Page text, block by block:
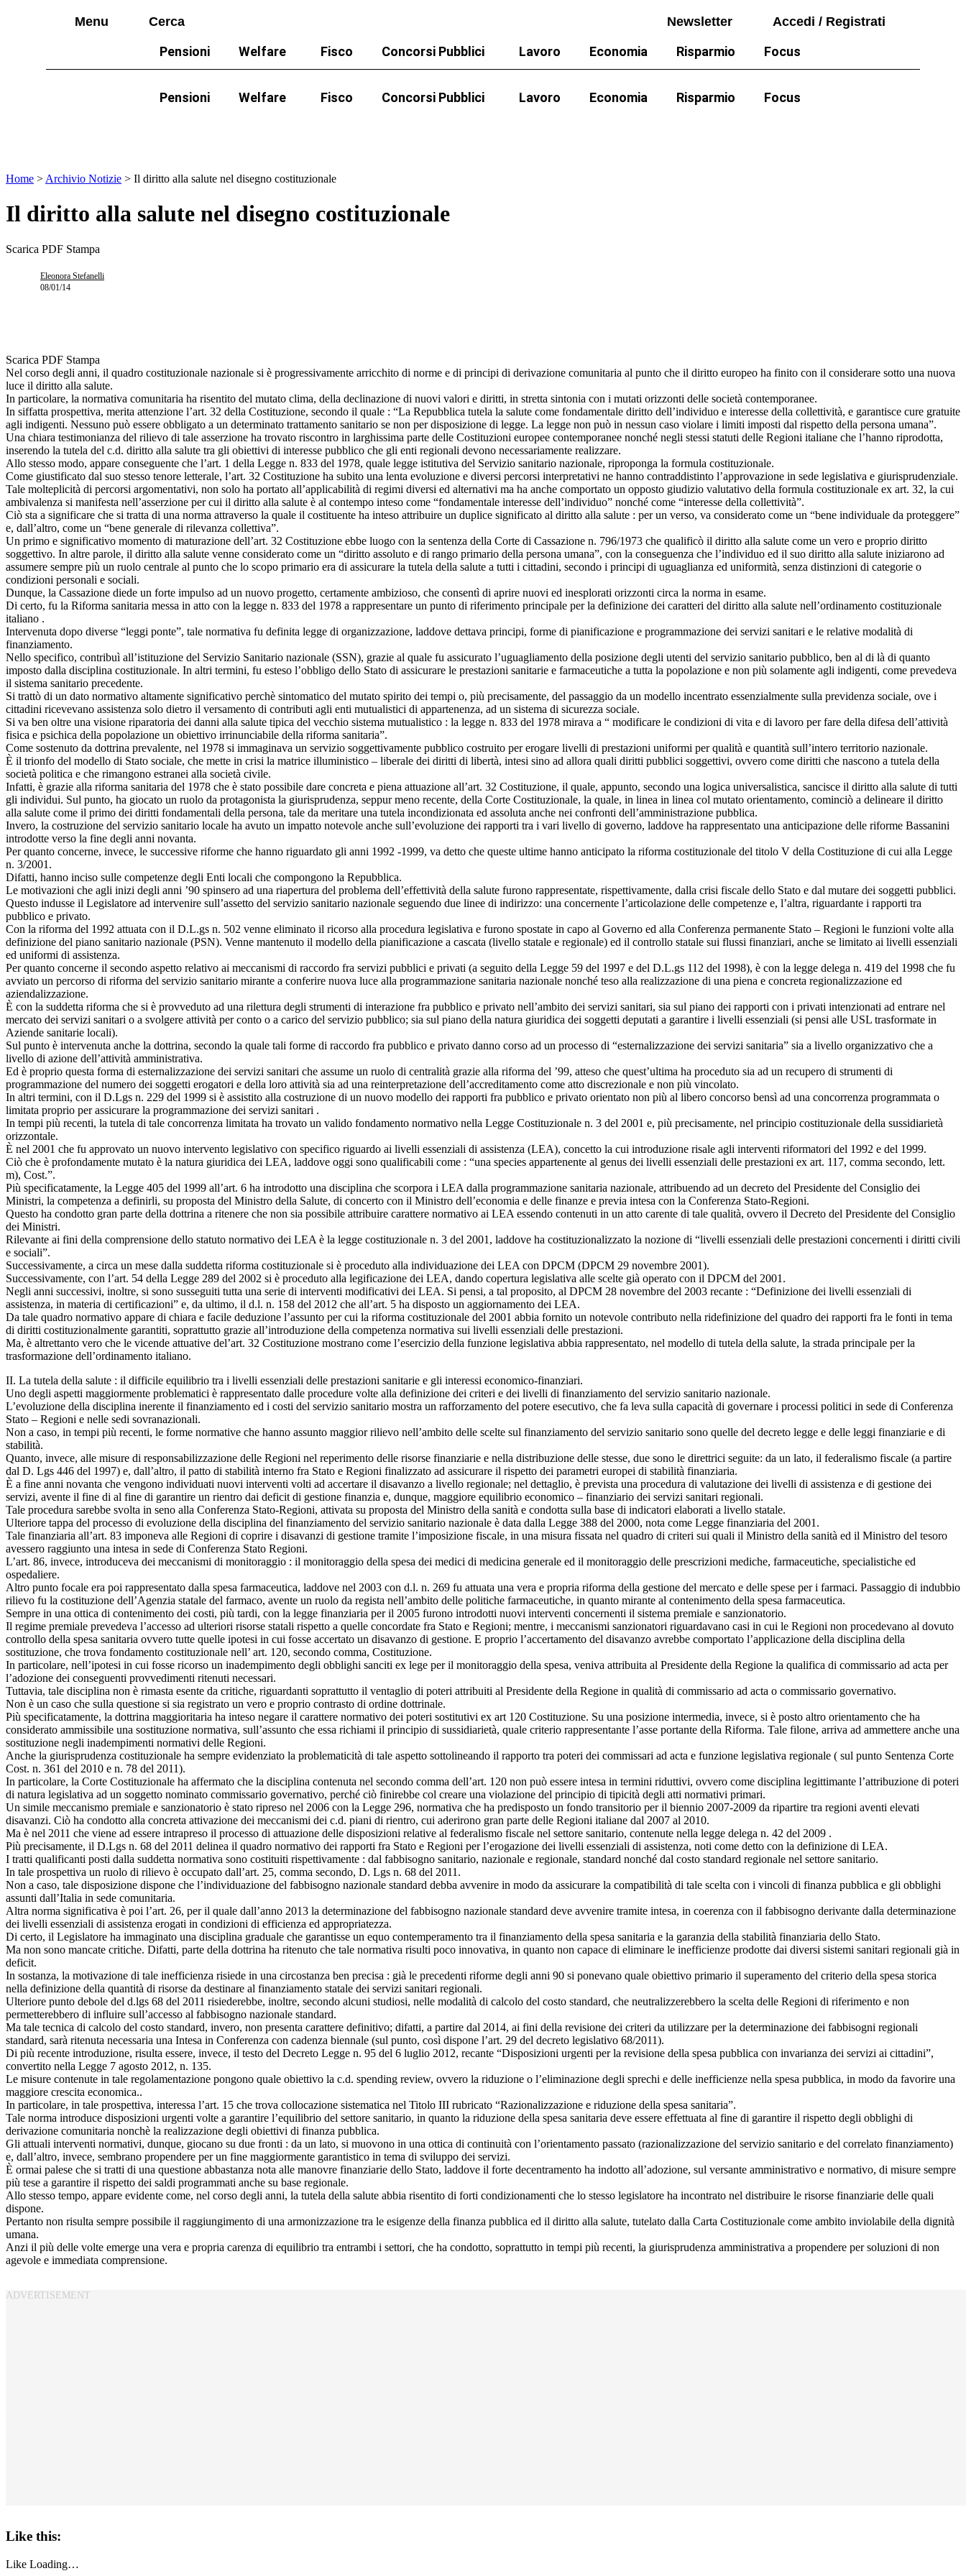
Pensioni Welfare Fisco Concorsi Pubblici
Concorso Dirigenti Scolastici
Concorso Scuola
Concorso Ufficio del Processo
Lavoro Economia Risparmio Focus
Menu Cerca
I più cercati
Lorem ipsum dolor sit amet consectetur
Newsletter Accedi / Registrati
Pensioni Welfare Fisco Concorsi Pubblici
Concorso Scuola
Concorso Ufficio del Processo
Lavoro Economia Risparmio Focus
Home > Archivio Notizie > Il diritto alla salute nel disegno costituzionale
Il diritto alla salute nel disegno costituzionale
Scarica PDF Stampa
Eleonora Stefanelli
08/01/14
Scarica PDF Stampa
Nel corso degli anni, il quadro costituzionale nazionale si è progressivamente arricchito di norme e di principi di derivazione comunitaria al punto che il diritto europeo ha finito con il considerare sotto una nuova
luce il diritto alla salute.
In particolare, la normativa comunitaria ha risentito del mutato clima, della declinazione di nuovi valori e diritti, in stretta sintonia con i mutati orizzonti delle società contemporanee.
In siffatta prospettiva, merita attenzione l’art. 32 della Costituzione, secondo il quale : “La Repubblica tutela la salute come fondamentale diritto dell’individuo e interesse della collettività, e garantisce cure gratuite
agli indigenti. Nessuno può essere obbligato a un determinato trattamento sanitario se non per disposizione di legge. La legge non può in nessun caso violare i limiti imposti dal rispetto della persona umana”.
Una chiara testimonianza del rilievo di tale asserzione ha trovato riscontro in larghissima parte delle Costituzioni europee contemporanee nonché negli stessi statuti delle Regioni italiane che l’hanno riprodotta,
inserendo la tutela del c.d. diritto alla salute tra gli obiettivi di interesse pubblico che gli enti regionali devono necessariamente realizzare.
Allo stesso modo, appare conseguente che l’art. 1 della Legge n. 833 del 1978, quale legge istitutiva del Servizio sanitario nazionale, riproponga la formula costituzionale.
Come giustificato dal suo stesso tenore letterale, l’art. 32 Costituzione ha subito una lenta evoluzione e diversi percorsi interpretativi ne hanno contraddistinto l’approvazione in sede legislativa e giurisprudenziale.
Tale molteplicità di percorsi argomentativi, non solo ha portato all’applicabilità di regimi diversi ed alternativi ma ha anche comportato un opposto giudizio valutativo della formula costituzionale ex art. 32, la cui
ambivalenza si manifesta nell’asserzione per cui il diritto alla salute è al contempo inteso come “fondamentale interesse dell’individuo” nonché come “interesse della collettività”.
Ciò sta a significare che si tratta di una norma attraverso la quale il costituente ha inteso attribuire un duplice significato al diritto alla salute : per un verso, va considerato come un “bene individuale da proteggere”
e, dall’altro, come un “bene generale di rilevanza collettiva”.
Un primo e significativo momento di maturazione dell’art. 32 Costituzione ebbe luogo con la sentenza della Corte di Cassazione n. 796/1973 che qualificò il diritto alla salute come un vero e proprio diritto
soggettivo. In altre parole, il diritto alla salute venne considerato come un “diritto assoluto e di rango primario della persona umana”, con la conseguenza che l’individuo ed il suo diritto alla salute iniziarono ad
assumere sempre più un ruolo centrale al punto che lo scopo primario era di assicurare la tutela della salute a tutti i cittadini, secondo i principi di uguaglianza ed uniformità, senza distinzioni di categorie o
condizioni personali e sociali.
Dunque, la Cassazione diede un forte impulso ad un nuovo progetto, certamente ambizioso, che consentì di aprire nuovi ed inesplorati orizzonti circa la norma in esame.
Di certo, fu la Riforma sanitaria messa in atto con la legge n. 833 del 1978 a rappresentare un punto di riferimento principale per la definizione dei caratteri del diritto alla salute nell’ordinamento costituzionale
italiano .
Intervenuta dopo diverse “leggi ponte”, tale normativa fu definita legge di organizzazione, laddove dettava principi, forme di pianificazione e programmazione dei servizi sanitari e le relative modalità di
finanziamento.
Nello specifico, contribuì all’istituzione del Servizio Sanitario nazionale (SSN), grazie al quale fu assicurato l’uguagliamento della posizione degli utenti del servizio sanitario pubblico, ben al di là di quanto
imposto dalla disciplina costituzionale. In altri termini, fu esteso l’obbligo dello Stato di assicurare le prestazioni sanitarie e farmaceutiche a tutta la popolazione e non più solamente agli indigenti, come prevedeva
il sistema sanitario precedente.
Si trattò di un dato normativo altamente significativo perchè sintomatico del mutato spirito dei tempi o, più precisamente, del passaggio da un modello incentrato essenzialmente sulla previdenza sociale, ove i
cittadini ricevevano assistenza solo dietro il versamento di contributi agli enti mutualistici di appartenenza, ad un sistema di sicurezza sociale.
Si va ben oltre una visione riparatoria dei danni alla salute tipica del vecchio sistema mutualistico : la legge n. 833 del 1978 mirava a “ modificare le condizioni di vita e di lavoro per fare della difesa dell’attività
fisica e psichica della popolazione un obiettivo irrinunciabile della riforma sanitaria”.
Come sostenuto da dottrina prevalente, nel 1978 si immaginava un servizio soggettivamente pubblico costruito per erogare livelli di prestazioni uniformi per qualità e quantità sull’intero territorio nazionale.
È il trionfo del modello di Stato sociale, che mette in crisi la matrice illuministico – liberale dei diritti di libertà, intesi sino ad allora quali diritti pubblici soggettivi, ovvero come diritti che nascono a tutela della
società politica e che rimangono estranei alla società civile.
Infatti, è grazie alla riforma sanitaria del 1978 che è stato possibile dare concreta e piena attuazione all’art. 32 Costituzione, il quale, appunto, secondo una logica universalistica, sancisce il diritto alla salute di tutti
gli individui. Sul punto, ha giocato un ruolo da protagonista la giurisprudenza, seppur meno recente, della Corte Costituzionale, la quale, in linea in linea col mutato orientamento, cominciò a delineare il diritto
alla salute come il primo dei diritti fondamentali della persona, tale da meritare una tutela incondizionata ed assoluta anche nei confronti dell’amministrazione pubblica.
Invero, la costruzione del servizio sanitario locale ha avuto un impatto notevole anche sull’evoluzione dei rapporti tra i vari livello di governo, laddove ha rappresentato una anticipazione delle riforme Bassanini
introdotte verso la fine degli anni novanta.
Per quanto concerne, invece, le successive riforme che hanno riguardato gli anni 1992 -1999, va detto che queste ultime hanno anticipato la riforma costituzionale del titolo V della Costituzione di cui alla Legge
n. 3/2001.
Difatti, hanno inciso sulle competenze degli Enti locali che compongono la Repubblica.
Le motivazioni che agli inizi degli anni ’90 spinsero ad una riapertura del problema dell’effettività della salute furono rappresentate, rispettivamente, dalla crisi fiscale dello Stato e dal mutare dei soggetti pubblici.
Questo indusse il Legislatore ad intervenire sull’assetto del servizio sanitario nazionale seguendo due linee di indirizzo: una concernente l’articolazione delle competenze e, l’altra, riguardante i rapporti tra
pubblico e privato.
Con la riforma del 1992 attuata con il D.L.gs n. 502 venne eliminato il ricorso alla procedura legislativa e furono spostate in capo al Governo ed alla Conferenza permanente Stato – Regioni le funzioni volte alla
definizione del piano sanitario nazionale (PSN). Venne mantenuto il modello della pianificazione a cascata (livello statale e regionale) ed il controllo statale sui flussi finanziari, anche se limitato ai livelli essenziali
ed uniformi di assistenza.
Per quanto concerne il secondo aspetto relativo ai meccanismi di raccordo fra servizi pubblici e privati (a seguito della Legge 59 del 1997 e del D.L.gs 112 del 1998), è con la legge delega n. 419 del 1998 che fu
avviato un percorso di riforma del servizio sanitario mirante a conferire nuova luce alla programmazione sanitaria nazionale nonché teso alla realizzazione di una piena e concreta regionalizzazione ed
aziendalizzazione.
È con la suddetta riforma che si è provveduto ad una rilettura degli strumenti di interazione fra pubblico e privato nell’ambito dei servizi sanitari, sia sul piano dei rapporti con i privati intenzionati ad entrare nel
mercato dei servizi sanitari o a svolgere attività per conto o a carico del servizio pubblico; sia sul piano della natura giuridica dei soggetti deputati a garantire i livelli essenziali (si pensi alle USL trasformate in
Aziende sanitarie locali).
Sul punto è intervenuta anche la dottrina, secondo la quale tali forme di raccordo fra pubblico e privato danno corso ad un processo di “esternalizzazione dei servizi sanitaria” sia a livello organizzativo che a
livello di azione dell’attività amministrativa.
Ed è proprio questa forma di esternalizzazione dei servizi sanitari che assume un ruolo di centralità grazie alla riforma del ’99, atteso che quest’ultima ha proceduto sia ad un recupero di strumenti di
programmazione del numero dei soggetti erogatori e della loro attività sia ad una reinterpretazione dell’accreditamento come atto discrezionale e non più vincolato.
In altri termini, con il D.Lgs n. 229 del 1999 si è assistito alla costruzione di un nuovo modello dei rapporti fra pubblico e privato orientato non più al libero concorso bensì ad una concorrenza programmata o
limitata proprio per assicurare la programmazione dei servizi sanitari .
In tempi più recenti, la tutela di tale concorrenza limitata ha trovato un valido fondamento normativo nella Legge Costituzionale n. 3 del 2001 e, più precisamente, nel principio costituzionale della sussidiarietà
orizzontale.
È nel 2001 che fu approvato un nuovo intervento legislativo con specifico riguardo ai livelli essenziali di assistenza (LEA), concetto la cui introduzione risale agli interventi riformatori del 1992 e del 1999.
Ciò che è profondamente mutato è la natura giuridica dei LEA, laddove oggi sono qualificabili come : “una species appartenente al genus dei livelli essenziali delle prestazioni ex art. 117, comma secondo, lett.
m), Cost.”.
Più specificatamente, la Legge 405 del 1999 all’art. 6 ha introdotto una disciplina che scorpora i LEA dalla programmazione sanitaria nazionale, attribuendo ad un decreto del Presidente del Consiglio dei
Ministri, la competenza a definirli, su proposta del Ministro della Salute, di concerto con il Ministro dell’economia e delle finanze e previa intesa con la Conferenza Stato-Regioni.
Questo ha condotto gran parte della dottrina a ritenere che non sia possibile attribuire carattere normativo ai LEA essendo contenuti in un atto carente di tale qualità, ovvero il Decreto del Presidente del Consiglio
dei Ministri.
Rilevante ai fini della comprensione dello statuto normativo dei LEA è la legge costituzionale n. 3 del 2001, laddove ha costituzionalizzato la nozione di “livelli essenziali delle prestazioni concernenti i diritti civili
e sociali”.
Successivamente, a circa un mese dalla suddetta riforma costituzionale si è proceduto alla individuazione dei LEA con DPCM (DPCM 29 novembre 2001).
Successivamente, con l’art. 54 della Legge 289 del 2002 si è proceduto alla legificazione dei LEA, dando copertura legislativa alle scelte già operato con il DPCM del 2001.
Negli anni successivi, inoltre, si sono susseguiti tutta una serie di interventi modificativi dei LEA. Si pensi, a tal proposito, al DPCM 28 novembre del 2003 recante : “Definizione dei livelli essenziali di
assistenza, in materia di certificazioni” e, da ultimo, il d.l. n. 158 del 2012 che all’art. 5 ha disposto un aggiornamento dei LEA.
Da tale quadro normativo appare di chiara e facile deduzione l’assunto per cui la riforma costituzionale del 2001 abbia fornito un notevole contributo nella ridefinizione del quadro dei rapporti fra le fonti in tema
di diritti costituzionalmente garantiti, soprattutto grazie all’introduzione della competenza normativa sui livelli essenziali delle prestazioni.
Ma, è altrettanto vero che le vicende attuative del’art. 32 Costituzione mostrano come l’esercizio della funzione legislativa abbia rappresentato, nel modello di tutela della salute, la strada principale per la
trasformazione dell’ordinamento italiano.
II. La tutela della salute : il difficile equilibrio tra i livelli essenziali delle prestazioni sanitarie e gli interessi economico-finanziari.
Uno degli aspetti maggiormente problematici è rappresentato dalle procedure volte alla definizione dei criteri e dei livelli di finanziamento del servizio sanitario nazionale.
L’evoluzione della disciplina inerente il finanziamento ed i costi del servizio sanitario mostra un rafforzamento del potere esecutivo, che fa leva sulla capacità di governare i processi politici in sede di Conferenza
Stato – Regioni e nelle sedi sovranazionali.
Non a caso, in tempi più recenti, le forme normative che hanno assunto maggior rilievo nell’ambito delle scelte sul finanziamento del servizio sanitario sono quelle del decreto legge e delle leggi finanziarie e di
stabilità.
Quanto, invece, alle misure di responsabilizzazione delle Regioni nel reperimento delle risorse finanziarie e nella distribuzione delle stesse, due sono le direttrici seguite: da un lato, il federalismo fiscale (a partire
dal D. Lgs 446 del 1997) e, dall’altro, il patto di stabilità interno fra Stato e Regioni finalizzato ad assicurare il rispetto dei parametri europei di stabilità finanziaria.
È a fine anni novanta che vengono individuati nuovi interventi volti ad accertare il disavanzo a livello regionale; nel dettaglio, è prevista una procedura di valutazione dei livelli di assistenza e di gestione dei
servizi, avente il fine di al fine di garantire un rientro dai deficit di gestione finanzia e, dunque, maggiore equilibrio economico – finanziario dei servizi sanitari regionali.
Tale procedura sarebbe svolta in seno alla Conferenza Stato-Regioni, attivata su proposta del Ministro della sanità e condotta sulla base di indicatori elaborati a livello statale.
Ulteriore tappa del processo di evoluzione della disciplina del finanziamento del servizio sanitario nazionale è data dalla Legge 388 del 2000, nota come Legge finanziaria del 2001.
Tale finanziaria all’art. 83 imponeva alle Regioni di coprire i disavanzi di gestione tramite l’imposizione fiscale, in una misura fissata nel quadro di criteri sui quali il Ministro della sanità ed il Ministro del tesoro
avessero raggiunto una intesa in sede di Conferenza Stato Regioni.
L’art. 86, invece, introduceva dei meccanismi di monitoraggio : il monitoraggio della spesa dei medici di medicina generale ed il monitoraggio delle prescrizioni mediche, farmaceutiche, specialistiche ed
ospedaliere.
Altro punto focale era poi rappresentato dalla spesa farmaceutica, laddove nel 2003 con d.l. n. 269 fu attuata una vera e propria riforma della gestione del mercato e delle spese per i farmaci. Passaggio di indubbio
rilievo fu la costituzione dell’Agenzia statale del farmaco, avente un ruolo da regista nell’ambito delle politiche farmaceutiche, in quanto mirante al contenimento della spesa farmaceutica.
Sempre in una ottica di contenimento dei costi, più tardi, con la legge finanziaria per il 2005 furono introdotti nuovi interventi concernenti il sistema premiale e sanzionatorio.
Il regime premiale prevedeva l’accesso ad ulteriori risorse statali rispetto a quelle concordate fra Stato e Regioni; mentre, i meccanismi sanzionatori riguardavano casi in cui le Regioni non procedevano al dovuto
controllo della spesa sanitaria ovvero tutte quelle ipotesi in cui fosse accertato un disavanzo di gestione. E proprio l’accertamento del disavanzo avrebbe comportato l’applicazione della disciplina della
sostituzione, che trova fondamento costituzionale nell’ art. 120, secondo comma, Costituzione.
In particolare, nell’ipotesi in cui fosse ricorso un inadempimento degli obblighi sanciti ex lege per il monitoraggio della spesa, veniva attribuita al Presidente della Regione la qualifica di commissario ad acta per
l’adozione dei conseguenti provvedimenti ritenuti necessari.
Tuttavia, tale disciplina non è rimasta esente da critiche, riguardanti soprattutto il ventaglio di poteri attribuiti al Presidente della Regione in qualità di commissario ad acta o commissario governativo.
Non è un caso che sulla questione si sia registrato un vero e proprio contrasto di ordine dottrinale.
Più specificatamente, la dottrina maggioritaria ha inteso negare il carattere normativo dei poteri sostitutivi ex art 120 Costituzione. Su una posizione intermedia, invece, si è posto altro orientamento che ha
considerato ammissibile una sostituzione normativa, sull’assunto che essa richiami il principio di sussidiarietà, quale criterio rappresentante l’asse portante della Riforma. Tale filone, arriva ad ammettere anche una
sostituzione negli inadempimenti normativi delle Regioni.
Anche la giurisprudenza costituzionale ha sempre evidenziato la problematicità di tale aspetto sottolineando il rapporto tra poteri dei commissari ad acta e funzione legislativa regionale ( sul punto Sentenza Corte
Cost. n. 361 del 2010 e n. 78 del 2011).
In particolare, la Corte Costituzionale ha affermato che la disciplina contenuta nel secondo comma dell’art. 120 non può essere intesa in termini riduttivi, ovvero come disciplina legittimante l’attribuzione di poteri
di natura legislativa ad un soggetto nominato commissario governativo, perché ciò finirebbe col creare una violazione del principio di tipicità degli atti normativi primari.
Un simile meccanismo premiale e sanzionatorio è stato ripreso nel 2006 con la Legge 296, normativa che ha predisposto un fondo transitorio per il biennio 2007-2009 da ripartire tra regioni aventi elevati
disavanzi. Ciò ha condotto alla concreta attivazione dei meccanismi dei c.d. piani di rientro, cui aderirono gran parte delle Regioni italiane dal 2007 al 2010.
Ma è nel 2011 che viene ad essere intrapreso il processo di attuazione delle disposizioni relative al federalismo fiscale nel settore sanitario, contenute nella legge delega n. 42 del 2009 .
Più precisamente, il D.Lgs n. 68 del 2011 delinea il quadro normativo dei rapporti fra Stato e Regioni per l’erogazione dei livelli essenziali di assistenza, noti come detto con la definizione di LEA.
I tratti qualificanti posti dalla suddetta normativa sono costituiti rispettivamente : dal fabbisogno sanitario, nazionale e regionale, standard nonché dal costo standard regionale nel settore sanitario.
In tale prospettiva un ruolo di rilievo è occupato dall’art. 25, comma secondo, D. Lgs n. 68 del 2011.
Non a caso, tale disposizione dispone che l’individuazione del fabbisogno nazionale standard debba avvenire in modo da assicurare la compatibilità di tale scelta con i vincoli di finanza pubblica e gli obblighi
assunti dall’Italia in sede comunitaria.
Altra norma significativa è poi l’art. 26, per il quale dall’anno 2013 la determinazione del fabbisogno nazionale standard deve avvenire tramite intesa, in coerenza con il fabbisogno derivante dalla determinazione
dei livelli essenziali di assistenza erogati in condizioni di efficienza ed appropriatezza.
Di certo, il Legislatore ha immaginato una disciplina graduale che garantisse un equo contemperamento tra il finanziamento della spesa sanitaria e la garanzia della stabilità finanziaria dello Stato.
Ma non sono mancate critiche. Difatti, parte della dottrina ha ritenuto che tale normativa risulti poco innovativa, in quanto non capace di eliminare le inefficienze prodotte dai diversi sistemi sanitari regionali già in
deficit.
In sostanza, la motivazione di tale inefficienza risiede in una circostanza ben precisa : già le precedenti riforme degli anni 90 si ponevano quale obiettivo primario il superamento del criterio della spesa storica
nella definizione della quantità di risorse da destinare al finanziamento statale dei servizi sanitari regionali.
Ulteriore punto debole del d.lgs 68 del 2011 risiederebbe, inoltre, secondo alcuni studiosi, nelle modalità di calcolo del costo standard, che neutralizzerebbero la scelta delle Regioni di riferimento e non
permetterebbero di influire sull’accesso al fabbisogno nazionale standard.
Ma tale tecnica di calcolo del costo standard, invero, non presenta carattere definitivo; difatti, a partire dal 2014, ai fini della revisione dei criteri da utilizzare per la determinazione dei fabbisogni regionali
standard, sarà ritenuta necessaria una Intesa in Conferenza con cadenza biennale (sul punto, così dispone l’art. 29 del decreto legislativo 68/2011).
Di più recente introduzione, risulta essere, invece, il testo del Decreto Legge n. 95 del 6 luglio 2012, recante “Disposizioni urgenti per la revisione della spesa pubblica con invarianza dei servizi ai cittadini”,
convertito nella Legge 7 agosto 2012, n. 135.
Le misure contenute in tale regolamentazione pongono quale obiettivo la c.d. spending review, ovvero la riduzione o l’eliminazione degli sprechi e delle inefficienze nella spesa pubblica, in modo da favorire una
maggiore crescita economica..
In particolare, in tale prospettiva, interessa l’art. 15 che trova collocazione sistematica nel Titolo III rubricato “Razionalizzazione e riduzione della spesa sanitaria”.
Tale norma introduce disposizioni urgenti volte a garantire l’equilibrio del settore sanitario, in quanto la riduzione della spesa sanitaria deve essere effettuata al fine di garantire il rispetto degli obblighi di
derivazione comunitaria nonchè la realizzazione degli obiettivi di finanza pubblica.
Gli attuali interventi normativi, dunque, giocano su due fronti : da un lato, si muovono in una ottica di continuità con l’orientamento passato (razionalizzazione del servizio sanitario e del correlato finanziamento)
e, dall’altro, invece, sembrano propendere per un fine maggiormente garantistico in tema di sviluppo dei servizi.
È ormai palese che si tratti di una questione abbastanza nota alle manovre finanziarie dello Stato, laddove il forte decentramento ha indotto all’adozione, sul versante amministrativo e normativo, di misure sempre
più tese a garantire il rispetto dei saldi programmati anche su base regionale.
Allo stesso tempo, appare evidente come, nel corso degli anni, la tutela della salute abbia risentito di forti condizionamenti che lo stesso legislatore ha incontrato nel distribuire le risorse finanziarie delle quali
dispone.
Pertanto non risulta sempre possibile il raggiungimento di una armonizzazione tra le esigenze della finanza pubblica ed il diritto alla salute, tutelato dalla Carta Costituzionale come ambito inviolabile della dignità
umana.
Anzi il più delle volte emerge una vera e propria carenza di equilibrio tra entrambi i settori, che ha condotto, soprattutto in tempi più recenti, la giurisprudenza amministrativa a propendere per soluzioni di non
agevole e immediata comprensione.
Like this:
Like Loading…